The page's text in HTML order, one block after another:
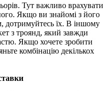
Тут важливо врахувати
Якщо ви знайомі з його
дотримуйтесь їх. В іншому
з троянд, який завжди
Якщо хочете зробити
комбінацію декількох